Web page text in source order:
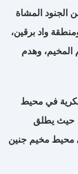
الجنود المشاة
واد برقين،
المخيم، وهدم
في محيط
حيث يطلق
محيط مخيم جنين